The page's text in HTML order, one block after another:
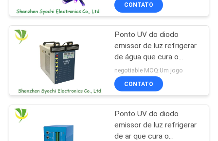
CONTROLE
DA
QUALIDADE
CONTACTE-
NOS
NOTÍCIA
Ponto UV do diodo
emissor de luz que
cura o sistema
8
de 1 ano
CONTATO
Ponto UV do diodo
emissor de luz refrigerar
de água que cura o
poder superior 365-
395nm do sistema uma
garantia do ano
negotiable MOQ:Um jogo
CONTATO
Ponto UV do diodo
emissor de luz refrigerar
de ar que cura o